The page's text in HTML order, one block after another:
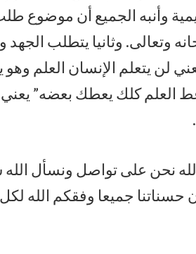
وأنبه الجميع أن موضوع
وتعالى. وثانيا يتطلب
لن يتعلم الإنسان العلم وهو
العلم كلك يعطك بعضه”
نحن على تواصل ونسأل الله
حسناتنا جميعا وفقكم الله